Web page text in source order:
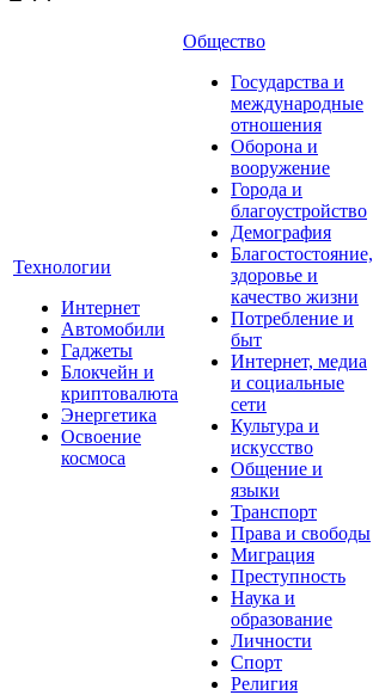
Технологии
Интернет
Автомобили
Гаджеты
Блокчейн и
криптовалюта
Энергетика
Освоение
космоса
Общество
Государства и
международные
отношения
Оборона и
вооружение
Города и
благоустройство
Демография
Благостостояние,
здоровье и
качество жизни
Потребление и
быт
Интернет, медиа
и социальные
сети
Культура и
искусство
Общение и
языки
Транспорт
Права и свободы
Миграция
Преступность
Наука и
образование
Личности
Спорт
Религия